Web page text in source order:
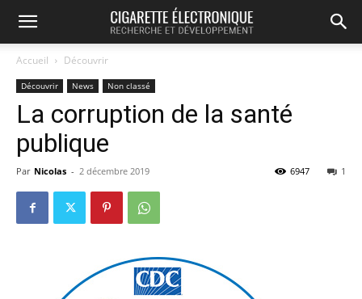
Accueil Découvrir
Découvrir News Non classé
La corruption de la santé
publique
Par Nicolas - 2 décembre 2019 1
6947